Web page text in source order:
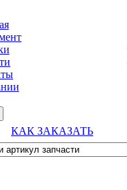
КАК ЗАКАЗАТЬ